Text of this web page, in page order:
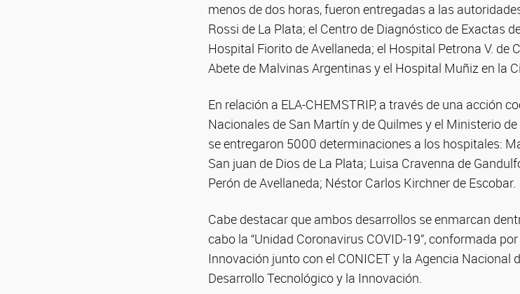
menos de dos horas, fueron entregadas a las
Rossi de La Plata; el Centro de Diagnóstico de Exactas
Hospital Fiorito de Avellaneda; el Hospital Petrona V. de
Abete de Malvinas Argentinas y el Hospital Muñiz en la
En relación a ELA-CHEMSTRIP, a través de una acción
Nacionales de San Martín y de Quilmes y el Ministerio
se entregaron 5000 determinaciones a los hospitales:
San juan de Dios de La Plata; Luisa Cravenna de
Perón de Avellaneda; Néstor Carlos Kirchner de Escobar.
Cabe destacar que ambos desarrollos se enmarcan
cabo la “Unidad Coronavirus COVID-19”, conformada
Innovación junto con el CONICET y la Agencia Nacional
Desarrollo Tecnológico y la Innovación.